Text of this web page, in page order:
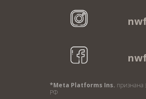
*Meta Platforms Ins. признана
РФ